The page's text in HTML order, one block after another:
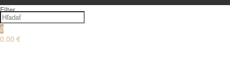
Filter
0
0.00 €